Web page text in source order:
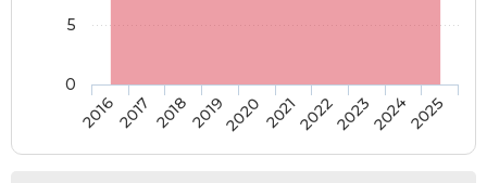
20162017 20182019202020212022202320242025
0
5